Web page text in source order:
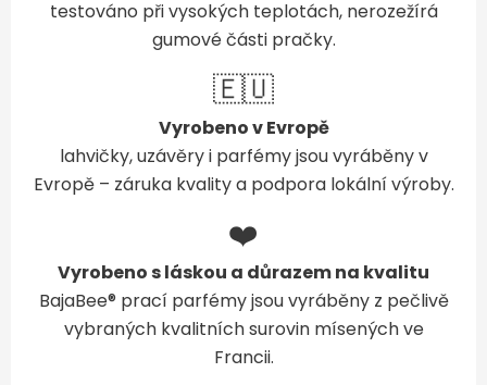
testováno při vysokých teplotách, nerozežírá
gumové části pračky.
🇪🇺
Vyrobeno v Evropě
lahvičky, uzávěry i parfémy jsou vyráběny v
Evropě – záruka kvality a podpora lokální výroby.
❤️
Vyrobeno s láskou a důrazem na kvalitu
BajaBee® prací parfémy jsou vyráběny z pečlivě
vybraných kvalitních surovin mísených ve
Francii.